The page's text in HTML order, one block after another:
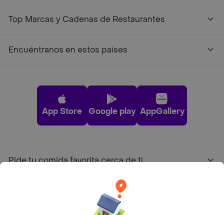
Top Marcas y Cadenas de Restaurantes
Encuéntranos en estos países
App Store Google play AppGallery
Pide tu comida favorita cerca de ti